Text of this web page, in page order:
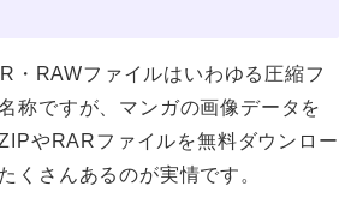
・RAWファイルはいわゆる圧縮フ
称ですが、マンガの画像データを
やRARファイルを無料ダウンロー
くさんあるのが実情です。